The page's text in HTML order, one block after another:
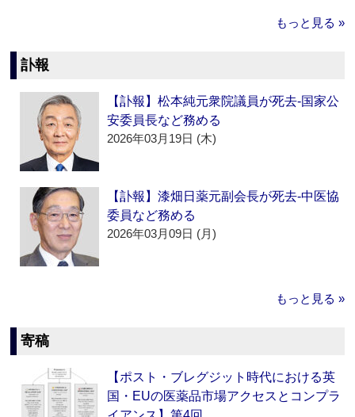
もっと見る »
訃報
【訃報】松本純元衆院議員が死去‐国家公
安委員長など務める
2026年03月19日 (木)
【訃報】漆畑日薬元副会長が死去‐中医協
委員など務める
2026年03月09日 (月)
もっと見る »
寄稿
【ポスト・ブレグジット時代における英
国・EUの医薬品市場アクセスとコンプラ